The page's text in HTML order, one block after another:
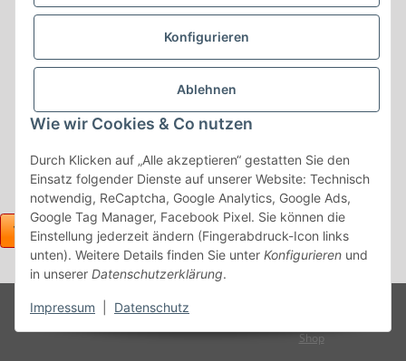
Konfigurieren
Ablehnen
Wie wir Cookies & Co nutzen
Durch Klicken auf „Alle akzeptieren“ gestatten Sie den
Einsatz folgender Dienste auf unserer Website: Technisch
notwendig, ReCaptcha, Google Analytics, Google Ads,
Google Tag Manager, Facebook Pixel. Sie können die
Einstellung jederzeit ändern (Fingerabdruck-Icon links
unten). Weitere Details finden Sie unter Konfigurieren und
in unserer Datenschutzerklärung.
Impressum Datenschutz
Informationen
Produkt Informationen
Shop Informationen
Gesetzliche Informationen
* Alle Preise inkl. gesetzlicher USt., zzgl.
Shop